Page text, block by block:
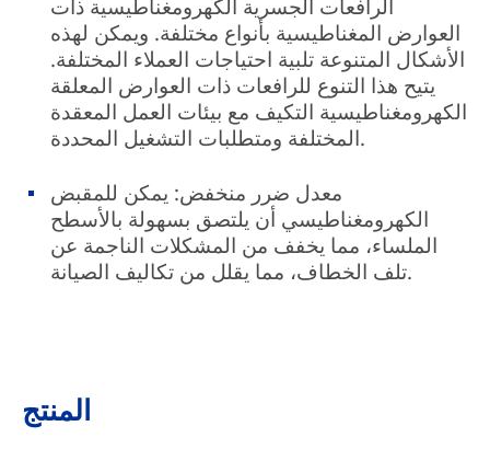
الرافعات الجسرية الكهرومغناطيسية ذات
العوارض المغناطيسية بأنواع مختلفة. ويمكن لهذه
الأشكال المتنوعة تلبية احتياجات العملاء المختلفة.
يتيح هذا التنوع للرافعات ذات العوارض المعلقة
الكهرومغناطيسية التكيف مع بيئات العمل المعقدة
المختلفة ومتطلبات التشغيل المحددة.
معدل ضرر منخفض: يمكن للمقبض
الكهرومغناطيسي أن يلتصق بسهولة بالأسطح
الملساء، مما يخفف من المشكلات الناجمة عن
تلف الخطاف، مما يقلل من تكاليف الصيانة.
المنتج